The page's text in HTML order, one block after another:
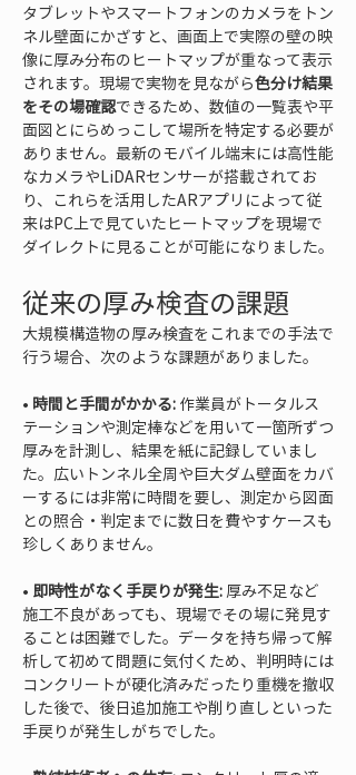
タブレットやスマートフォンのカメラをトン
ネル壁面にかざすと、画面上で実際の壁の映
像に厚み分布のヒートマップが重なって表示
されます。現場で実物を見ながら色分け結果
をその場確認できるため、数値の一覧表や平
面図とにらめっこして場所を特定する必要が
ありません。最新のモバイル端末には高性能
なカメラやLiDARセンサーが搭載されてお
り、これらを活用したARアプリによって従
来はPC上で見ていたヒートマップを現場で
ダイレクトに見ることが可能になりました。
従来の厚み検査の課題
大規模構造物の厚み検査をこれまでの手法で
行う場合、次のような課題がありました。
• 時間と手間がかかる: 作業員がトータルス
テーションや測定棒などを用いて一箇所ずつ
厚みを計測し、結果を紙に記録していまし
た。広いトンネル全周や巨大ダム壁面をカバ
ーするには非常に時間を要し、測定から図面
との照合・判定までに数日を費やすケースも
• 即時性がなく手戻りが発生: 厚み不足など
施工不良があっても、現場でその場に発見す
ることは困難でした。データを持ち帰って解
析して初めて問題に気付くため、判明時には
コンクリートが硬化済みだったり重機を撤収
した後で、後日追加施工や削り直しといった